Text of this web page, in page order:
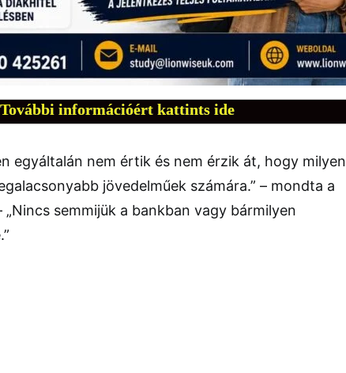
További információért kattints ide
egyáltalán nem értik és nem érzik át, hogy milyen
jövedelműek számára.” – mondta a
semmijük a bankban vagy bármilyen